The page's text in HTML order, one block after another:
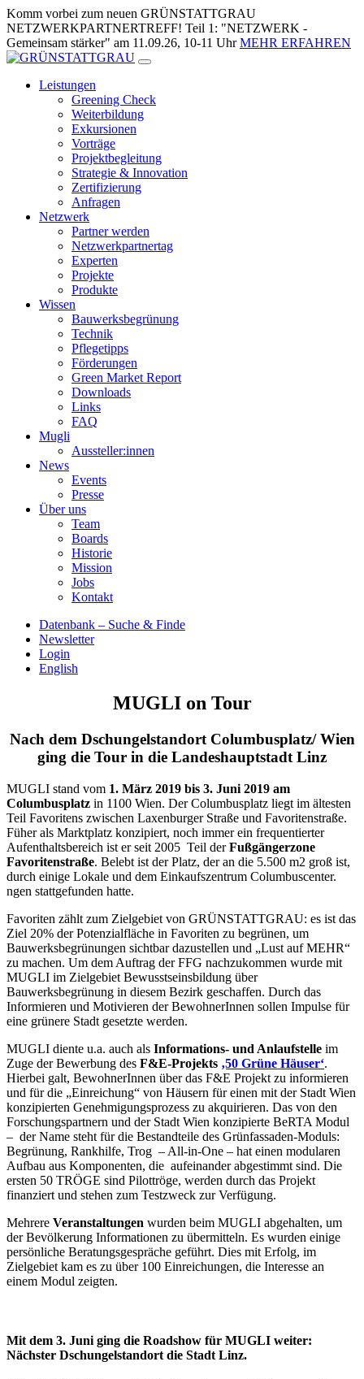
Zum
Inhalt
springen
Komm vorbei zum neuen GRÜNSTATTGRAU
NETZWERKPARTNERTREFF! Teil 1: "NETZWERK -
Gemeinsam stärker" am 11.09.26, 10-11 UhrMEHR ERFAHREN
Leistungen
Greening Check
Weiterbildung
Exkursionen
Vorträge
Projektbegleitung
Strategie & Innovation
Zertifizierung
Anfragen
Netzwerk
Partner werden
Netzwerkpartnertag
Experten
Projekte
Produkte
Wissen
Bauwerksbegrünung
Technik
Pflegetipps
Förderungen
Green Market Report
Downloads
Links
FAQ
Mugli
Aussteller:innen
News
Events
Presse
Über uns
Team
Boards
Historie
Mission
Jobs
Kontakt
Datenbank – Suche & Finde
Newsletter
Login
English
MUGLI on Tour
Nach dem Dschungelstandort Columbusplatz/ Wien
ging die Tour in die Landeshauptstadt Linz
MUGLI stand vom 1. März 2019 bis 3. Juni 2019 am
Columbusplatz in 1100 Wien. Der Columbusplatz liegt im ältesten
Teil Favoritens zwischen Laxenburger Straße und Favoritenstraße.
Füher als Marktplatz konzipiert, noch immer ein frequentierter
Aufenthaltsbereich ist er seit 2005 Teil derFußgängerzone
Favoritenstraße. Belebt ist der Platz, der an die 5.500 m2 groß ist,
durch einige Lokale und dem Einkaufszentrum Columbuscenter.
ngen stattgefunden hatte.
Favoriten zählt zum Zielgebiet von GRÜNSTATTGRAU: es ist das
Ziel 20% der Potenzialfläche in Favoriten zu begrünen, um
Bauwerksbegrünungen sichtbar dazustellen und „Lust auf MEHR“
zu machen. Um dem Auftrag der FFG nachzukommen wurde mit
MUGLI im Zielgebiet Bewusstseinsbildung über
Bauwerksbegrünung in diesem Bezirk geschaffen. Durch das
Informieren und Motivieren der BewohnerInnen sollen Impulse für
eine grünere Stadt gesetzte werden.
MUGLI diente u.a. auch als Informations- und Anlaufstelle im
Zuge der Bewerbung des F&E-Projekts ‚50 Grüne Häuser‘.
Hierbei galt, BewohnerInnen über das F&E Projekt zu informieren
und für die „Einreichung“ von Häusern für einen mit der Stadt Wien
konzipierten Genehmigungsprozess zu akquirieren. Das von den
Forschungspartnern und der Stadt Wien konzipierte BeRTA Modul
– der Name steht für die Bestandteile des Grünfassaden-Moduls:
Begrünung, Rankhilfe, Trog – All-in-One – hat einen modularen
Aufbau aus Komponenten, die aufeinander abgestimmt sind. Die
ersten 50 TRÖGE sind Pilottröge, werden durch das Projekt
finanziert und stehen zum Testzweck zur Verfügung.
Mehrere Veranstaltungen wurden beim MUGLI abgehalten, um
der Bevölkerung Informationen zu übermitteln. Es wurden einige
persönliche Beratungsgespräche geführt. Dies mit Erfolg, im
Zielgebiet kam es zu über 100 Einreichungen, die Interesse an
einem Modul zeigten.
Mit dem 3. Juni ging die Roadshow für MUGLI weiter:
Nächster Dschungelstandort die Stadt Linz.